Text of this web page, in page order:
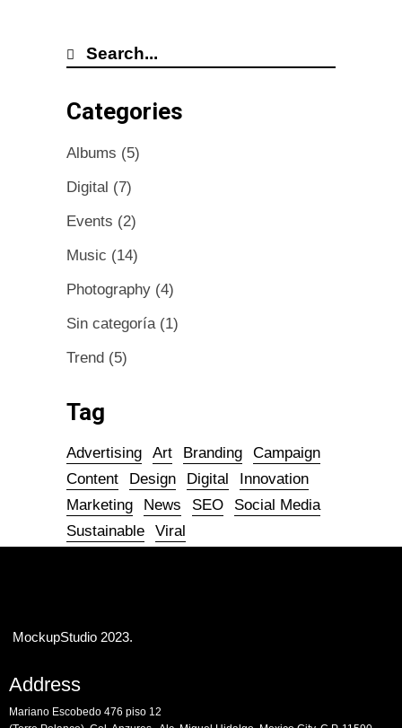
Categories
Albums (5)
Digital (7)
Events (2)
Music (14)
Photography (4)
Sin categoría(1)
Trend (5)
Tag
Advertising Art Branding
Campaign
Content
Design Digital
Innovation
Marketing
News SEO
Social Media
Sustainable
Viral
MockupStudio 2023.
Address
Mariano Escobedo 476 piso 12